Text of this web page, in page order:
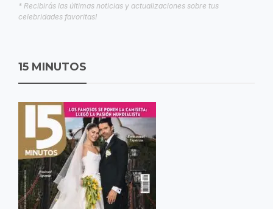
* Recibirás las últimas noticias y actualizaciones sobre tus
celebridades favoritas!
15 MINUTOS